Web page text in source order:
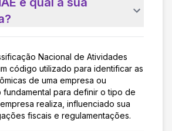
Nacional de Atividades
código utilizado para identificar as
de uma empresa ou
para definir o tipo de
realiza, influenciado sua
fiscais e regulamentações.